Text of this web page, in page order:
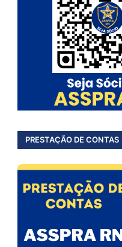
PRESTAÇÃO DE CONTAS